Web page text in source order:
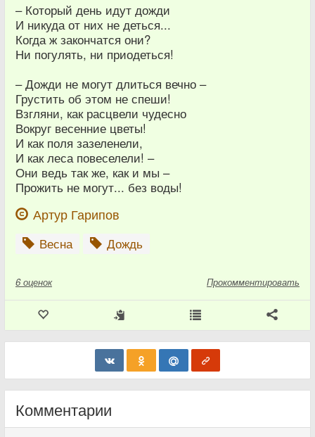
– Который день идут дожди
И никуда от них не деться...
Когда ж закончатся они?
Ни погулять, ни приодеться!
– Дожди не могут длиться вечно –
Грустить об этом не спеши!
Взгляни, как расцвели чудесно
Вокруг весенние цветы!
И как поля зазеленели,
И как леса повеселели! –
Они ведь так же, как и мы –
Прожить не могут... без воды!
Артур Гарипов
Весна Дождь
6 оценок Прокомментировать
Комментарии